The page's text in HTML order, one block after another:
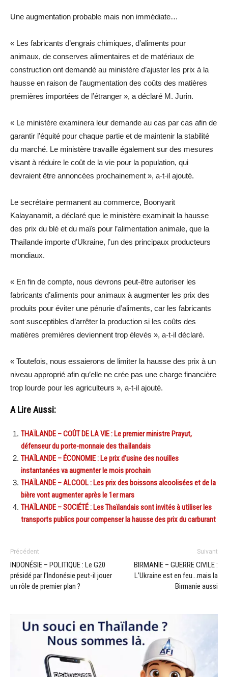
Une augmentation probable mais non immédiate…
« Les fabricants d’engrais chimiques, d’aliments pour
animaux, de conserves alimentaires et de matériaux de
construction ont demandé au ministère d’ajuster les prix à la
hausse en raison de l’augmentation des coûts des matières
premières importées de l’étranger », a déclaré M. Jurin.
« Le ministère examinera leur demande au cas par cas afin de
garantir l’équité pour chaque partie et de maintenir la stabilité
du marché. Le ministère travaille également sur des mesures
visant à réduire le coût de la vie pour la population, qui
devraient être annoncées prochainement », a-t-il ajouté.
Le secrétaire permanent au commerce, Boonyarit
Kalayanamit, a déclaré que le ministère examinait la hausse
des prix du blé et du maïs pour l’alimentation animale, que la
Thaïlande importe d’Ukraine, l’un des principaux producteurs
mondiaux.
« En fin de compte, nous devrons peut-être autoriser les
fabricants d’aliments pour animaux à augmenter les prix des
produits pour éviter une pénurie d’aliments, car les fabricants
sont susceptibles d’arrêter la production si les coûts des
matières premières deviennent trop élevés », a-t-il déclaré.
« Toutefois, nous essaierons de limiter la hausse des prix à un
niveau approprié afin qu’elle ne crée pas une charge financière
trop lourde pour les agriculteurs », a-t-il ajouté.
A Lire Aussi:
THAÏLANDE – COÛT DE LA VIE : Le premier ministre Prayut,
défenseur du porte-monnaie des thaïlandais
THAÏLANDE – ÉCONOMIE : Le prix d’usine des nouilles
instantanées va augmenter le mois prochain
THAÏLANDE – ALCOOL : Les prix des boissons alcoolisées et de la
bière vont augmenter après le 1er mars
THAÏLANDE – SOCIÉTÉ : Les Thaïlandais sont invités à utiliser les
transports publics pour compenser la hausse des prix du carburant
Précédent
INDONÉSIE – POLITIQUE : Le G20
présidé par l’Indonésie peut-il jouer
un rôle de premier plan ?
Suivant
BIRMANIE – GUERRE CIVILE :
L’Ukraine est en feu…mais la
Birmanie aussi